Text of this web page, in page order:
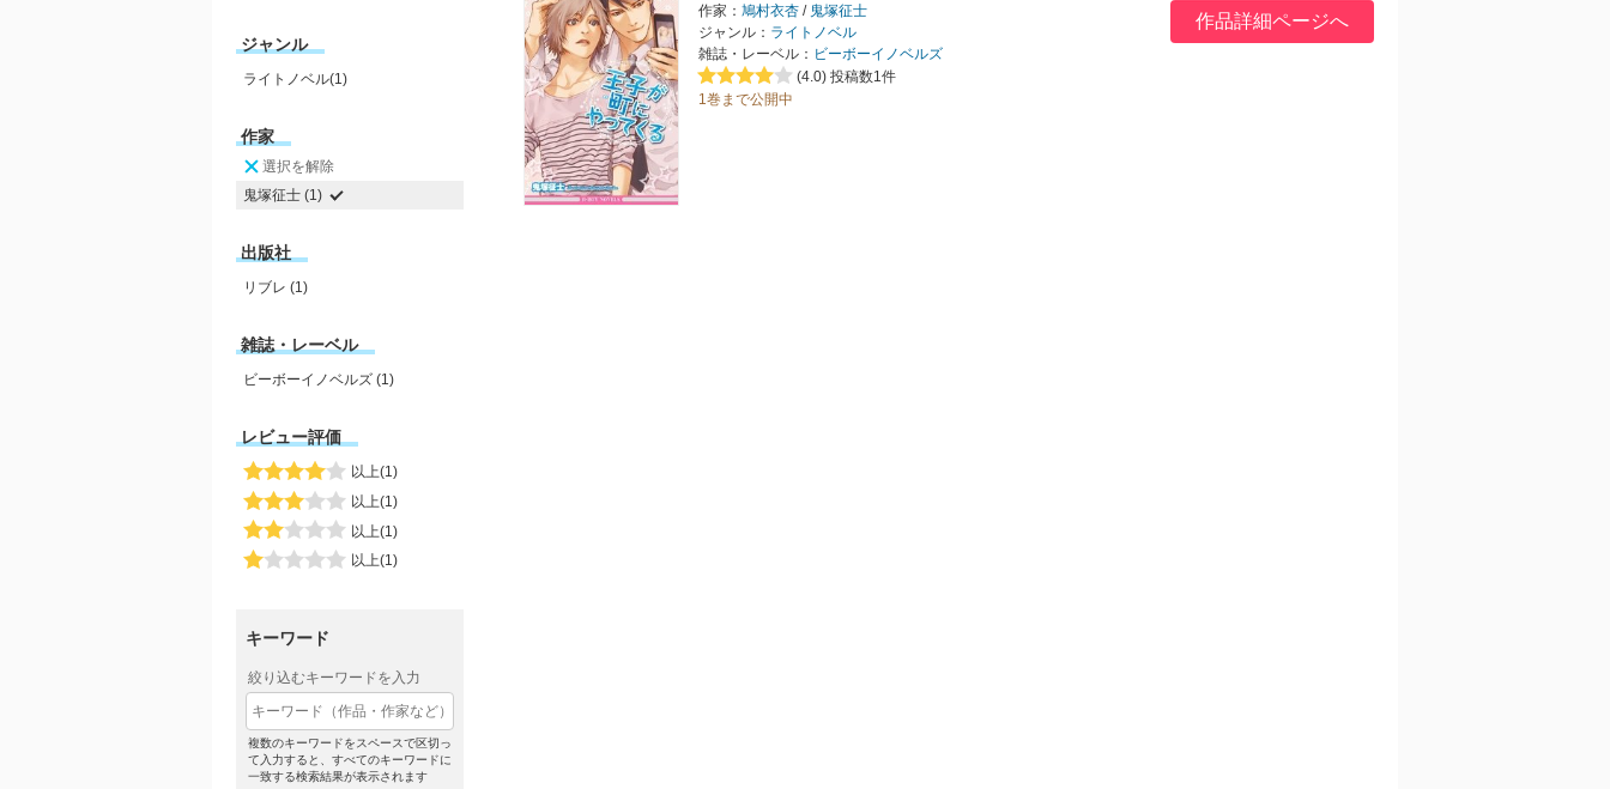
ジャンル
ライトノベル(1)
作家
選択を解除
鬼塚征士 (1)
出版社
リブレ (1)
雑誌・レーベル
ビーボーイノベルズ (1)
レビュー評価
以上(1)
以上(1)
以上(1)
以上(1)
キーワード
絞り込むキーワードを入力
複数のキーワードをスペースで区切っ
て入力すると、すべてのキーワードに
一致する検索結果が表示されます
作家： 鳩村衣杏 / 鬼塚征士
ジャンル： ライトノベル
雑誌・レーベル： ビーボーイノベルズ
(4.0) 投稿数1件
1巻まで公開中
作品詳細ページへ